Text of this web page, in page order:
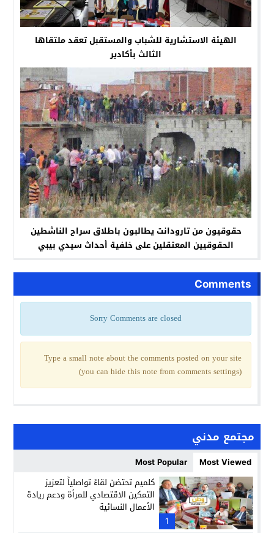
الهيئة الاستشارية للشباب والمستقبل تعقد ملتقاها
الثالث بأكادير
حقوقيون من تارودانت يطالبون باطلاق سراح الناشطين
الحقوقيين المعتقلين على خلفية أحداث سيدي بيبي‎
Comments
Sorry Comments are closed
Type a small note about the comments posted on your site
(you can hide this note from comments settings)
مجتمع مدني
Most Viewed
Most Popular
1
كلميم تحتضن لقاءً تواصلياً لتعزيز
التمكين الاقتصادي للمرأة ودعم ريادة
الأعمال النسائية